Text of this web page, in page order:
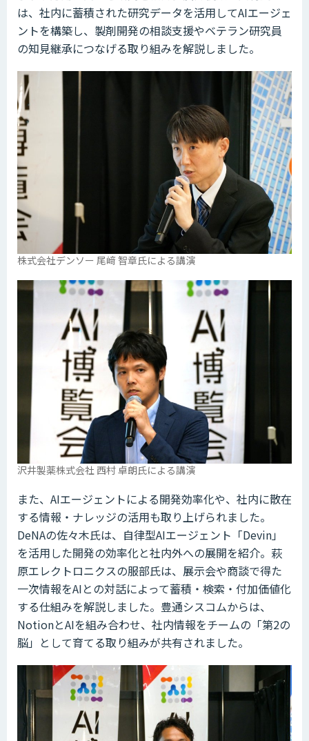
は、社内に蓄積された研究データを活用してAIエージェ
ントを構築し、製剤開発の相談支援やベテラン研究員
の知見継承につなげる取り組みを解説しました。
株式会社デンソー 尾﨑 智章氏による講演
沢井製薬株式会社 西村 卓朗氏による講演
また、AIエージェントによる開発効率化や、社内に散在
する情報・ナレッジの活用も取り上げられました。
DeNAの佐々木氏は、自律型AIエージェント「Devin」
を活用した開発の効率化と社内外への展開を紹介。萩
原エレクトロニクスの服部氏は、展示会や商談で得た
一次情報をAIとの対話によって蓄積・検索・付加価値化
する仕組みを解説しました。豊通シスコムからは、
NotionとAIを組み合わせ、社内情報をチームの「第2の
脳」として育てる取り組みが共有されました。